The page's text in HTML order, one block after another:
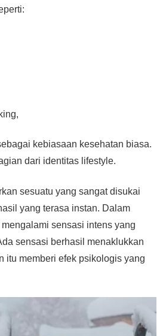
kebiasaan kesehatan biasa.
dari identitas lifestyle.
sesuatu yang sangat disukai
yang terasa instan. Dalam
sensasi intens yang
sensasi berhasil menaklukkan
itu memberi efek psikologis yang